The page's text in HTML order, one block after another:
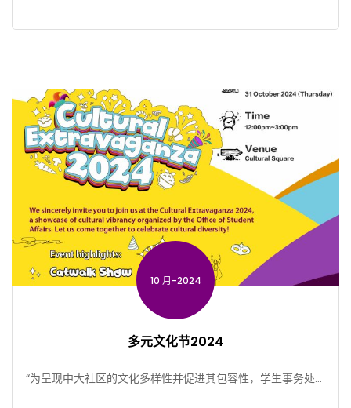
10 月-2024
多元文化节2024
“为呈现中大社区的文化多样性并促进其包容性，学生事务处将